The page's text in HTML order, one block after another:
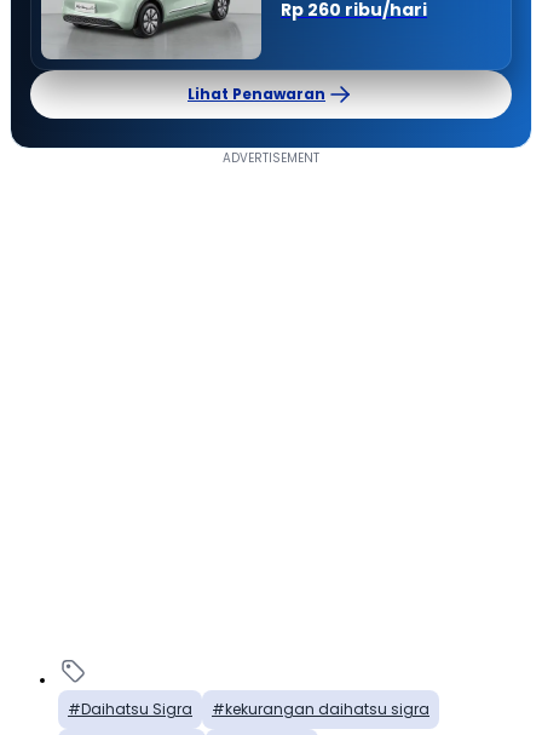
Rp 260 ribu/hari
Lihat Penawaran
Daihatsu Sigra
kekurangan daihatsu sigra